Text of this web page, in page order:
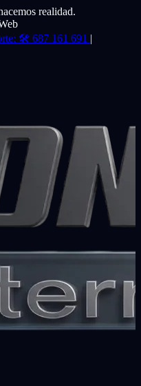
realidad.
🛠️ 687 161 691 |